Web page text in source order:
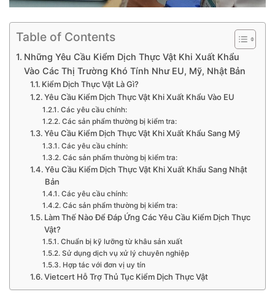
Table of Contents
Những Yêu Cầu Kiểm Dịch Thực Vật Khi Xuất Khẩu
Vào Các Thị Trường Khó Tính Như EU, Mỹ, Nhật Bản
Kiểm Dịch Thực Vật Là Gì?
Yêu Cầu Kiểm Dịch Thực Vật Khi Xuất Khẩu Vào EU
Các yêu cầu chính:
Các sản phẩm thường bị kiểm tra:
Yêu Cầu Kiểm Dịch Thực Vật Khi Xuất Khẩu Sang Mỹ
Các yêu cầu chính:
Các sản phẩm thường bị kiểm tra:
Yêu Cầu Kiểm Dịch Thực Vật Khi Xuất Khẩu Sang Nhật
Bản
Các yêu cầu chính:
Các sản phẩm thường bị kiểm tra:
Làm Thế Nào Để Đáp Ứng Các Yêu Cầu Kiểm Dịch Thực
Vật?
Chuẩn bị kỹ lưỡng từ khâu sản xuất
Sử dụng dịch vụ xử lý chuyên nghiệp
Hợp tác với đơn vị uy tín
Vietcert Hỗ Trợ Thủ Tục Kiểm Dịch Thực Vật